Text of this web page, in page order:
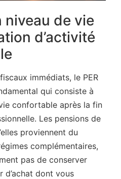
niveau de vie
d’activité
immédiats, le PER
qui consiste à
confortable après la fin
Les pensions de
proviennent du
complémentaires,
pas de conserver
d’achat dont vous